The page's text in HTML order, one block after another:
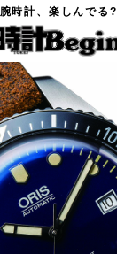
腕時計、楽しんでる?
ダイバーズ 65